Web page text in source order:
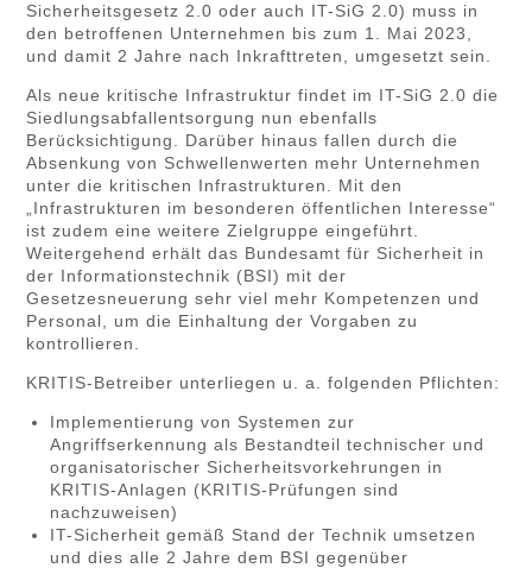
Sicherheitsgesetz 2.0 oder auch IT-SiG 2.0) muss in
den betroffenen Unternehmen bis zum 1. Mai 2023,
und damit 2 Jahre nach Inkrafttreten, umgesetzt sein.
Als neue kritische Infrastruktur findet im IT-SiG 2.0 die
Siedlungsabfallentsorgung nun ebenfalls
Berücksichtigung. Darüber hinaus fallen durch die
Absenkung von Schwellenwerten mehr Unternehmen
unter die kritischen Infrastrukturen. Mit den
„Infrastrukturen im besonderen öffentlichen Interesse“
ist zudem eine weitere Zielgruppe eingeführt.
Weitergehend erhält das Bundesamt für Sicherheit in
der Informationstechnik (BSI) mit der
Gesetzesneuerung sehr viel mehr Kompetenzen und
Personal, um die Einhaltung der Vorgaben zu
kontrollieren.
KRITIS-Betreiber unterliegen u. a. folgenden Pflichten:
Implementierung von Systemen zur
Angriffserkennung als Bestandteil technischer und
organisatorischer Sicherheitsvorkehrungen in
KRITIS-Anlagen (KRITIS-Prüfungen sind
nachzuweisen)
IT-Sicherheit gemäß Stand der Technik umsetzen
und dies alle 2 Jahre dem BSI gegenüber